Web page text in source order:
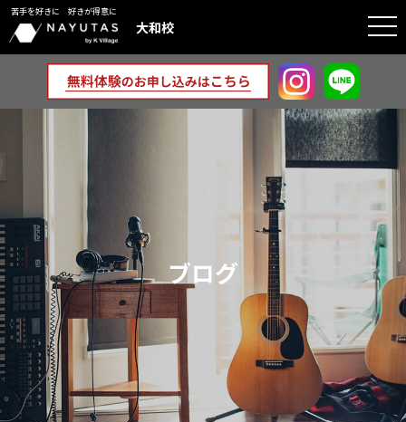
苦手を好きに 好きが得意に
大和校
ブログ